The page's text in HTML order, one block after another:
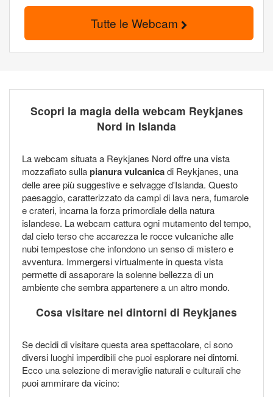
Tutte le Webcam
Scopri la magia della webcam Reykjanes
Nord in Islanda
La webcam situata a Reykjanes Nord offre una vista
mozzafiato sullapianura vulcanicadi Reykjanes, una
delle aree più suggestive e selvagge d'Islanda. Questo
paesaggio, caratterizzato da campi di lava nera, fumarole
e crateri, incarna la forza primordiale della natura
islandese. La webcam cattura ogni mutamento del tempo,
dal cielo terso che accarezza le rocce vulcaniche alle
nubi tempestose che infondono un senso di mistero e
avventura. Immergersi virtualmente in questa vista
permette di assaporare la solenne bellezza di un
ambiente che sembra appartenere a un altro mondo.
Cosa visitare nei dintorni di Reykjanes
Se decidi di visitare questa area spettacolare, ci sono
diversi luoghi imperdibili che puoi esplorare nei dintorni.
Ecco una selezione di meraviglie naturali e culturali che
puoi ammirare da vicino: